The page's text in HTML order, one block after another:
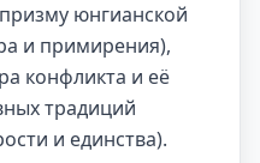
юнгианской
и примирения),
конфликта и её
традиций
и единства).